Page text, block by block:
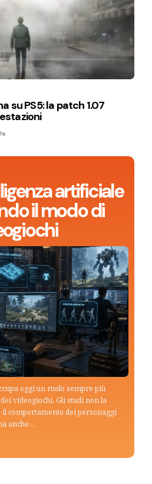
artificiale
il modo di
oggi un ruolo sempre più
videogiochi. Gli studi non la
comportamento dei personaggi
anche…
su PS5: la patch 1.07